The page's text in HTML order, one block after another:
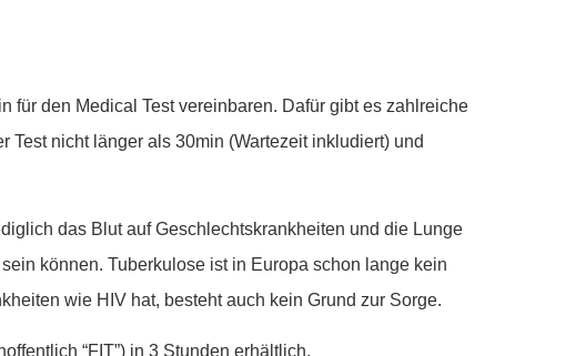
für den Medical Test vereinbaren. Dafür gibt es zahlreiche
Test nicht länger als 30min (Wartezeit inkludiert) und
das Blut auf Geschlechtskrankheiten und die Lunge
können. Tuberkulose ist in Europa schon lange kein
wie HIV hat, besteht auch kein Grund zur Sorge.
“FIT”) in 3 Stunden erhältlich.